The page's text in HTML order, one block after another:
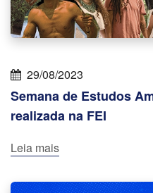
29/08/2023
Semana de Estudos
realizada na FEI
Leia mais